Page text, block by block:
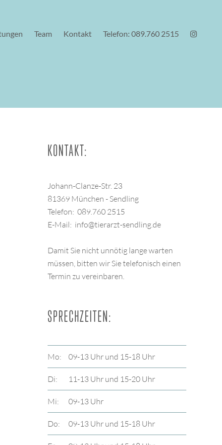
Team Kontakt Telefon: 089.760 2515
KONTAKT:
Johann-Clanze-Str. 23
81369 München - Sendling
Telefon: 089.760 2515
E-Mail: info@tierarzt-sendling.de
Damit Sie nicht unnötig lange warten
müssen, bitten wir Sie telefonisch einen
Termin zu vereinbaren.
SPRECHZEITEN:
Mo: 09-13 Uhr und 15-18 Uhr
Di: 11-13 Uhr und 15-20 Uhr
Mi: 09-13 Uhr
Do: 09-13 Uhr und 15-18 Uhr